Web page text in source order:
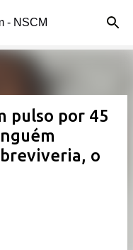
principal
- NSCM
pulso por 45
o